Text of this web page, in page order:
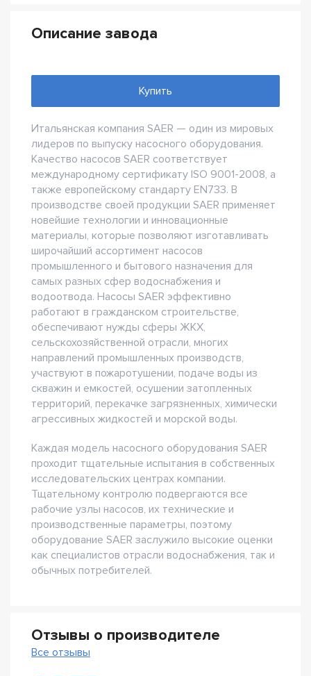
Описание завода
Купить
Итальянская компания SAER — один из мировых
лидеров по выпуску насосного оборудования.
Качество насосов SAER соответствует
международному сертификату ISO 9001-2008, а
также европейскому стандарту EN733. В
производстве своей продукции SAER применяет
новейшие технологии и инновационные
материалы, которые позволяют изготавливать
широчайший ассортимент насосов
промышленного и бытового назначения для
самых разных сфер водоснабжения и
водоотвода. Насосы SAER эффективно
работают в гражданском строительстве,
обеспечивают нужды сферы ЖКХ,
сельскохозяйственной отрасли, многих
направлений промышленных производств,
участвуют в пожаротушении, подаче воды из
скважин и емкостей, осушении затопленных
территорий, перекачке загрязненных, химически
агрессивных жидкостей и морской воды.
Каждая модель насосного оборудования SAER
проходит тщательные испытания в собственных
исследовательских центрах компании.
Тщательному контролю подвергаются все
рабочие узлы насосов, их технические и
производственные параметры, поэтому
оборудование SAER заслужило высокие оценки
как специалистов отрасли водоснабжения, так и
обычных потребителей.
Отзывы о производителе
Все отзывы